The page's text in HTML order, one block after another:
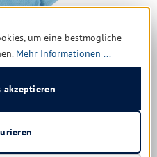
um eine bestmögliche
Mehr Informationen ...
akzeptieren